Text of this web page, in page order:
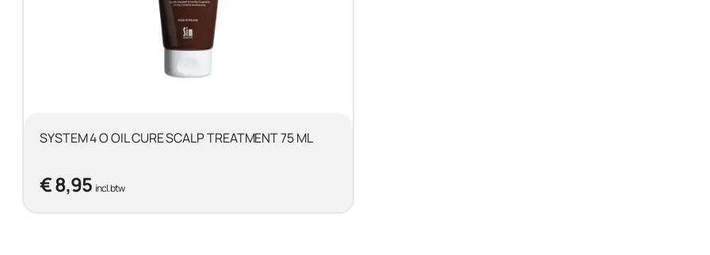
SYSTEM 4 O OIL CURE SCALP TREATMENT 75 ML
€ 8,95 incl. btw